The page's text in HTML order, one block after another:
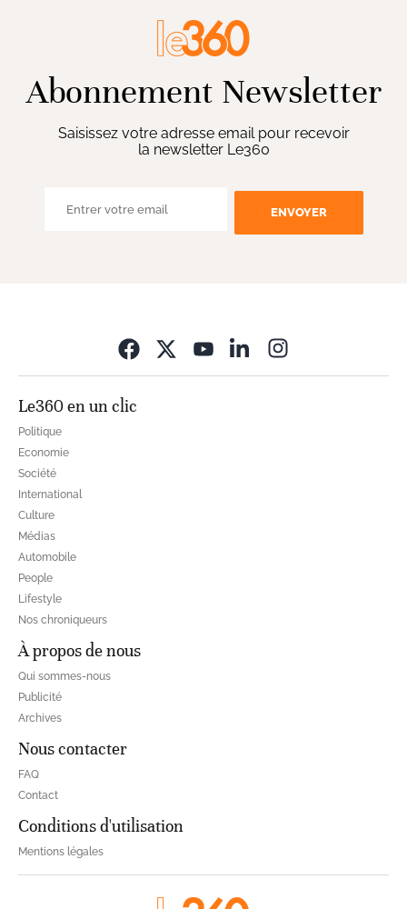
Abonnement Newsletter
Saisissez votre adresse email pour recevoir
la newsletter Le360
ENVOYER
Le360 en un clic
Politique
Economie
Société
International
Culture
Médias
Automobile
People
Lifestyle
Nos chroniqueurs
À propos de nous
Qui sommes-nous
Publicité
Archives
Nous contacter
FAQ
Contact
Conditions d'utilisation
Mentions légales